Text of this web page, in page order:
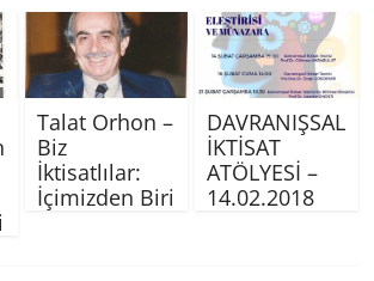
Talat Orhon –
Biz
İktisatlılar:
İçimizden Biri
DAVRANIŞSAL
İKTİSAT
ATÖLYESİ –
14.02.2018